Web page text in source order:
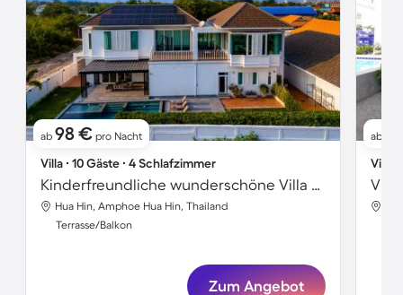
ab 98 € pro Nacht
Villa ∙ 10 Gäste ∙ 4 Schlafzimmer
Kinderfreundliche wunderschöne Villa mit Garten, Grill und Pool
Hua Hin, Amphoe Hua Hin, Thailand
Terrasse/Balkon
Zum Angebot
ab
Villa